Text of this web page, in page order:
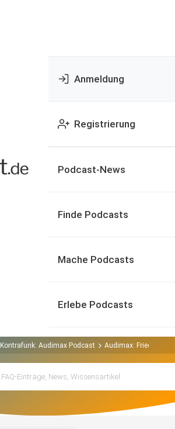
Anmeldung
Registrierung
Podcast-News
Finde Podcasts
Mache Podcasts
Erlebe Podcasts
Kontrafunk: Audimax Podcast Audimax: Friedrich